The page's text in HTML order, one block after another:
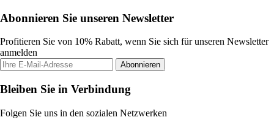
Abonnieren Sie unseren Newsletter
Profitieren Sie von 10% Rabatt, wenn Sie sich für unseren Newsletter
anmelden
Abonnieren
Bleiben Sie in Verbindung
Folgen Sie uns in den sozialen Netzwerken